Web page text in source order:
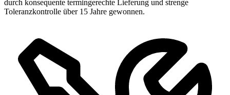
durch konsequente termingerechte Lieferung und strenge
Toleranzkontrolle über 15 Jahre gewonnen.